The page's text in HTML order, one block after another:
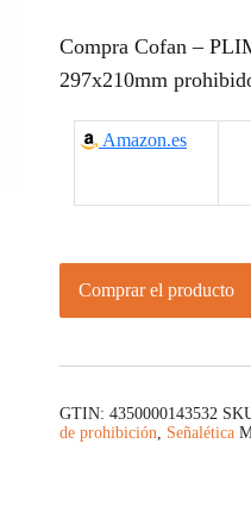
Compra Cofan –
297x210mm
Amazon.es
Comprar el producto
GTIN: 4350000143532
de prohibición, Señalética